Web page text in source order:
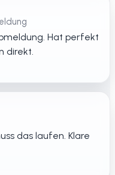
Hat perfekt
direkt.
das laufen. Klare